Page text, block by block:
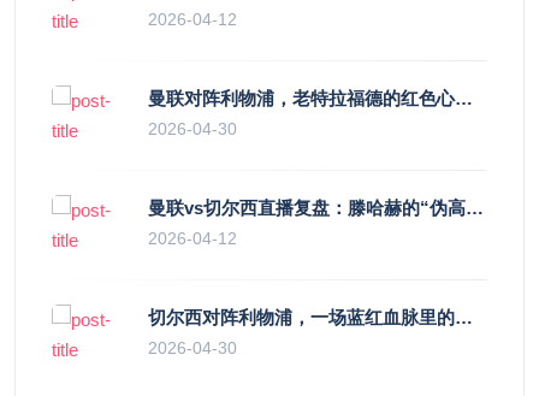
2026-04-12
曼联对阵利物浦，老特拉福德的红色心跳与蓝色暗涌
2026-04-30
曼联vs切尔西直播复盘：滕哈赫的“伪高位”与波切蒂诺的“无锋阵”，谁更拧巴？
2026-04-12
切尔西对阵利物浦，一场蓝红血脉里的恩怨与忠诚
2026-04-30